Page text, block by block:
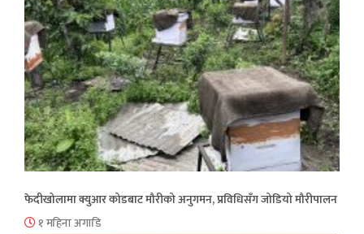
फेदीखोलामा क्युआर कोडबाट मौरीको अनुगमन, प्रविधिसँग जोडियो मौरीपालन
१ महिना अगाडि